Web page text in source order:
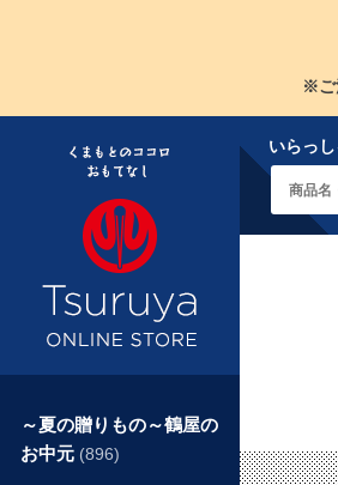
※ご
いらっ
～夏の贈りもの～鶴屋の
お中元 (896)